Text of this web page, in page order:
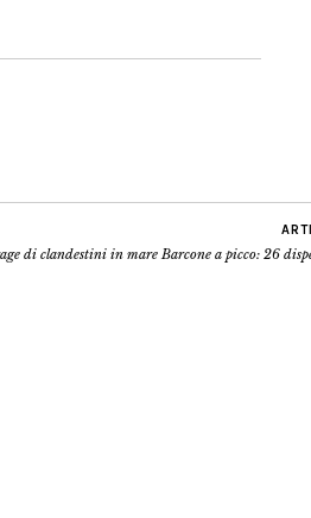
di clandestini in mare Barcone a picco: 26